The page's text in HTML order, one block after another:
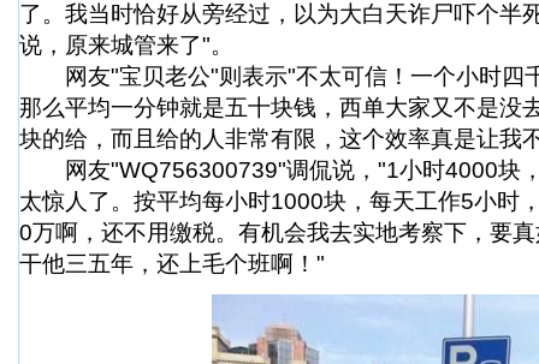
了。我当时恰好从旁经过，以为大白天诈尸吓个半
说，原来城管来了"。
网友"宝贝老公"则表示"不太可信！一个小时四
那么平均一分钟就是五十块钱，西单大家又不是没
块的给，而且给的人非常有限，这个效率真是让我
网友"WQ756300739"调侃说，"1小时4000块
太惊人了。按平均每小时1000块，每天工作5小时
0万啊，还不用缴税。有机会我去实地考察下，要
干他三五年，还上毛个班啊！"